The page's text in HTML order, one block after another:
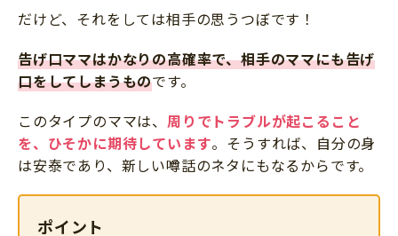
だけど、それをしては相手の思うつぼです！
告げ口ママはかなりの高確率で、相手のママにも告げ
口をしてしまうものです。
このタイプのママは、 周りでトラブルが起こること
を、ひそかに期待しています。そうすれば、自分の身
は安泰であり、新しい噂話のネタにもなるからです。
ポイント